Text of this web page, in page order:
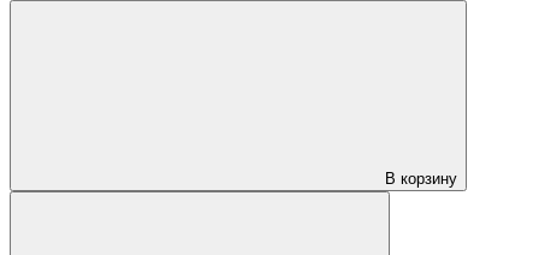
В корзину